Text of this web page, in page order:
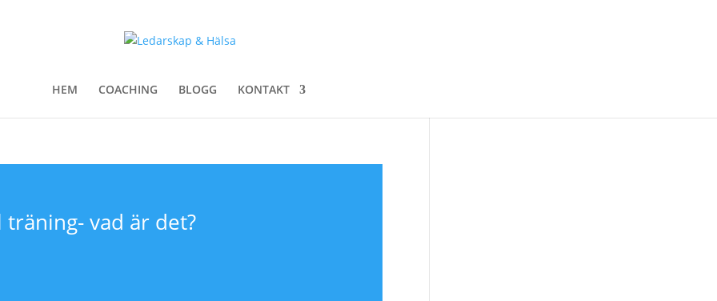
HEM COACHING BLOGG KONTAKT
träning- vad är det?